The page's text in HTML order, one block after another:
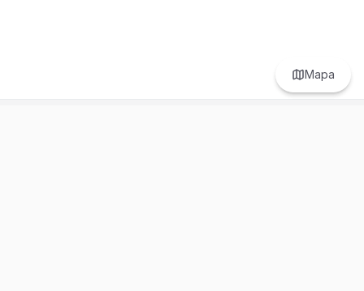
Mapa